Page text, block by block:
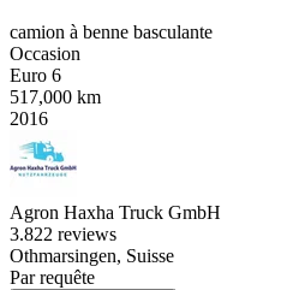
camion à benne basculante
Occasion
Euro 6
517,000 km
2016
Agron Haxha Truck GmbH
3.822 reviews
Othmarsingen, Suisse
Par requête